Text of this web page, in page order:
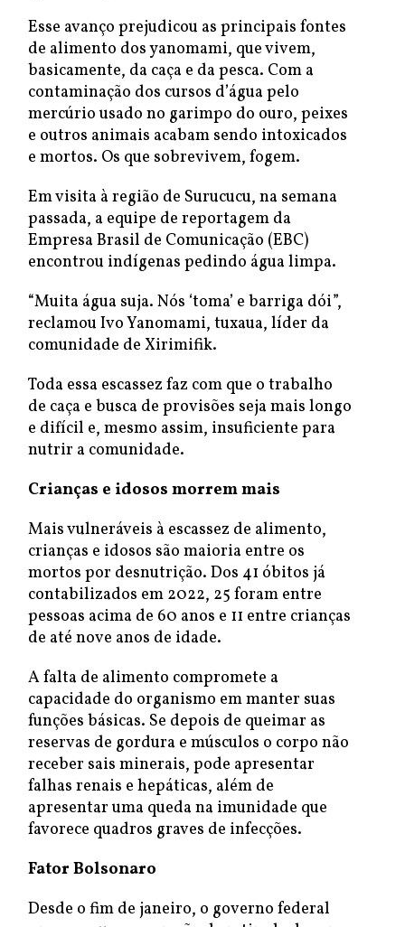
Esse avanço prejudicou as principais fontes
de alimento dos yanomami, que vivem,
basicamente, da caça e da pesca. Com a
contaminação dos cursos d’água pelo
mercúrio usado no garimpo do ouro, peixes
e outros animais acabam sendo intoxicados
e mortos. Os que sobrevivem, fogem.
Em visita à região de Surucucu, na semana
passada, a equipe de reportagem da
Empresa Brasil de Comunicação (EBC)
encontrou indígenas pedindo água limpa.
“Muita água suja. Nós ‘toma’ e barriga dói”,
reclamou Ivo Yanomami, tuxaua, líder da
comunidade de Xirimifik.
Toda essa escassez faz com que o trabalho
de caça e busca de provisões seja mais longo
e difícil e, mesmo assim, insuficiente para
nutrir a comunidade.
Crianças e idosos morrem mais
Mais vulneráveis à escassez de alimento,
crianças e idosos são maioria entre os
mortos por desnutrição. Dos 41 óbitos já
contabilizados em 2022, 25 foram entre
pessoas acima de 60 anos e 11 entre crianças
de até nove anos de idade.
A falta de alimento compromete a
capacidade do organismo em manter suas
funções básicas. Se depois de queimar as
reservas de gordura e músculos o corpo não
receber sais minerais, pode apresentar
falhas renais e hepáticas, além de
apresentar uma queda na imunidade que
favorece quadros graves de infecções.
Fator Bolsonaro
Desde o fim de janeiro, o governo federal